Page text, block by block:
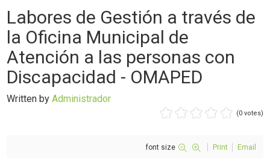
Labores de Gestión a través de
la Oficina Municipal de
Atención a las personas con
Discapacidad - OMAPED
Written byAdministrador
(0 votes)
font size Print Email